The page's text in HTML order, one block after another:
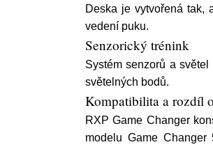
Deska je vytvořená tak,
vedení puku.
Senzorický trénink
Systém senzorů a
světelných bodů.
Kompatibilita a rozdíl
RXP Game Changer
modelu Game